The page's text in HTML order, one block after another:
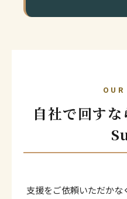
自社で回す
支援をご依頼いただかな